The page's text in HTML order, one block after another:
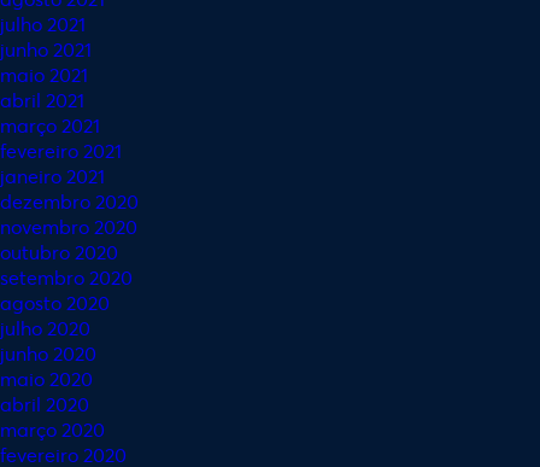
julho 2021
junho 2021
maio 2021
abril 2021
março 2021
fevereiro 2021
janeiro 2021
dezembro 2020
novembro 2020
outubro 2020
setembro 2020
agosto 2020
julho 2020
junho 2020
maio 2020
abril 2020
março 2020
fevereiro 2020